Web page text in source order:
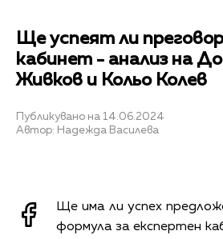
Ще успеят ли
кабинет - анализ на
Живков и Кольо Колев
Публикувано на 14.06.2024
Автор: Надежда Василева
Ще има ли успех
формула за експертен